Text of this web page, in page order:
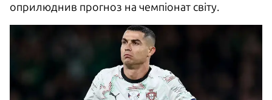
оприлюднив прогноз на чемпіонат світу.